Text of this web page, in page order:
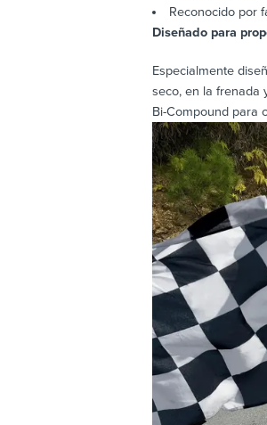
Reconocido por
Diseñado para
Especialmente
seco, en la frenada
Bi-Compound para